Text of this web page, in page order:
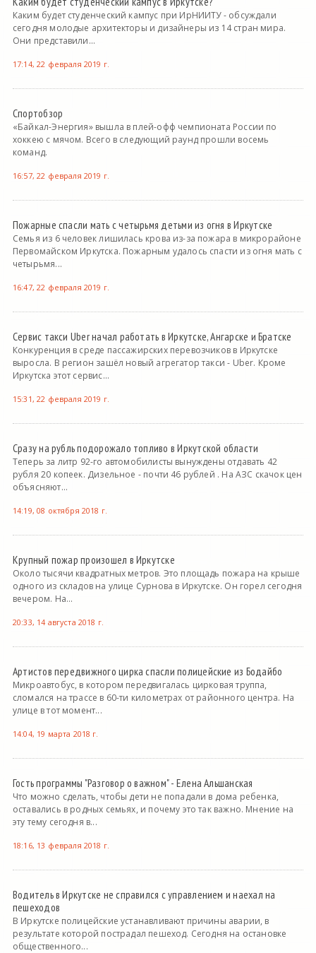
Каким будет студенческий кампус при ИрНИИТУ - обсуждали
сегодня молодые архитекторы и дизайнеры из 14 стран мира.
Они представили...
17:14, 22 февраля 2019 г.
Спортобзор
«Байкал-Энергия» вышла в плей-офф чемпионата России по
хоккею с мячом. Всего в следующий раунд прошли восемь
команд.
16:57, 22 февраля 2019 г.
Пожарные спасли мать с четырьмя детьми из огня в Иркутске
Семья из 6 человек лишилась крова из-за пожара в микрорайоне
Первомайском Иркутска. Пожарным удалось спасти из огня мать с
четырьмя...
16:47, 22 февраля 2019 г.
Сервис такси Uber начал работать в Иркутске, Ангарске и Братске
Конкуренция в среде пассажирских перевозчиков в Иркутске
выросла. В регион зашёл новый агрегатор такси - Uber. Кроме
Иркутска этот сервис...
15:31, 22 февраля 2019 г.
Сразу на рубль подорожало топливо в Иркутской области
Теперь за литр 92-го автомобилисты вынуждены отдавать 42
рубля 20 копеек. Дизельное - почти 46 рублей . На АЗС скачок цен
объясняют...
14:19, 08 октября 2018 г.
Крупный пожар произошел в Иркутске
Около тысячи квадратных метров. Это площадь пожара на крыше
одного из складов на улице Сурнова в Иркутске. Он горел сегодня
вечером. На...
20:33, 14 августа 2018 г.
Артистов передвижного цирка спасли полицейские из Бодайбо
Микроавтобус, в котором передвигалась цирковая труппа,
сломался на трассе в 60-ти километрах от районного центра. На
улице в тот момент...
14:04, 19 марта 2018 г.
Гость программы "Разговор о важном" - Елена Альшанская
Что можно сделать, чтобы дети не попадали в дома ребенка,
оставались в родных семьях, и почему это так важно. Мнение на
эту тему сегодня в...
18:16, 13 февраля 2018 г.
Водитель в Иркутске не справился с управлением и наехал на
пешеходов
В Иркутске полицейские устанавливают причины аварии, в
результате которой пострадал пешеход. Сегодня на остановке
общественного...